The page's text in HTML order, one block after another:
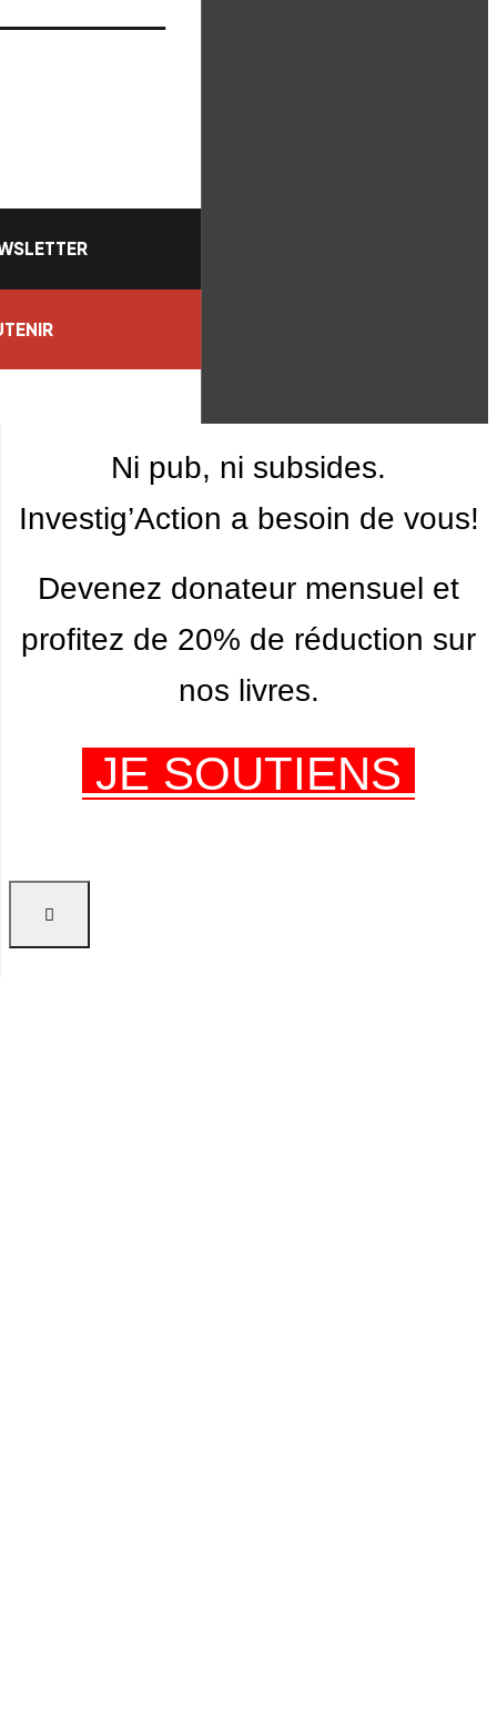
Ni pub, ni subsides.
Investig’Action a besoin de vous!
Devenez donateur mensuel et
profitez de 20% de réduction sur
nos livres.
JE SOUTIENS